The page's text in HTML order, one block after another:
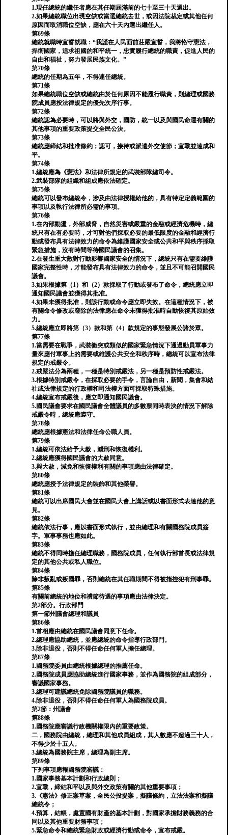
1.現任總統的繼任者應在其任期屆滿前的七十至三十天選出。
2.如果總統職位出現空缺或當選總統去世，或因法院裁定或其他任何
原因而取消職位空缺，應在六十天內選出繼任人。
第69條
總統就職時宣誓就職：“我謹在人民面前莊嚴宣誓，我將恪守憲法，
捍衛國家，追求祖國的和平統一，忠實履行總統的職責，促進人民的
自由和福祉，努力發展民族文化。”
第70條
總統的任期為五年，不得連任總統。
第71條
如果總統職位空缺或總統由於任何原因不能履行職責，則總理或國務
院成員應按法律規定的優先次序行事。
第72條
總統認為必要時，可以將與外交，國防，統一以及與國民命運有關的
其他事項的重要政策提交全民公決。
第73條
總統應締結和批准條約；認可，接待或派遣外交使節；宣戰並達成和
平。
第74條
1.總統應為《憲法》和法律所規定的武裝部隊總司令。
2.武裝部隊的組織和組成應依法確定。
第75條
總統可以發布總統令，涉及由法律授權給他的，具有特定定義範圍的
事項以及執行法律所必需的事項。
第76條
1.在內部動盪，外部威脅，自然災害或嚴重的金融或經濟危機時，總
統只有在有必要時，才可對他們採取必要的最低限度的金融和經濟行
動或發布具有法律效力的命令為維護國家安全或公共和平與秩序採取
緊急措施，沒有時間等待國民議會的召集。
2.在發生重大敵對行動影響國家安全的情況下，總統只有在需要維護
國家完整性時，才能發布具有法律效力的命令，並且不可能召開國民
議會。
3.如果根據第（1）和（2）款採取了行動或發布了命令，總統應立即
通知國民議會並獲得其批准。
4.如果未獲得批准，則該行動或命令應立即失效。在這種情況下，被
有關命令修改或廢除的法律應在命令未獲得批准時自動恢復其原始效
力。
5.總統應立即將第（3）款和第（4）款規定的事態發展公諸於眾。
第77條
1.當需要在戰爭，武裝衝突或類似的國家緊急情況下通過動員軍事力
量來應付軍事上的需要或維護公共安全和秩序時，總統可以宣布法律
規定的戒嚴令。
2.戒嚴法分為兩種，一種是特別戒嚴法，另一種是預防性戒嚴法。
3.根據特別戒嚴令，在採取必要的手令，言論自由，新聞，集會和結
社或法律規定的行政權和司法權方面可採取特殊措施。
4.總統宣布戒嚴後，應立即通知國民議會。
5.國民議會要求在國民議會全體議員的多數票同時表決的情況下解除
戒嚴令時，總統應遵守。
第78條
總統應根據憲法和法律任命公職人員。
第79條
1.總統可依法給予大赦，減刑和恢復權利。
2.總統應獲得國民議會的大赦同意。
3.與大赦，減免和恢復權利有關的事項應由法律確定。
第80條
總統應授予法律規定的裝飾和其他榮譽。
第81條
總統可以出席國民大會並在國民大會上講話或以書面形式表達他的意
見。
第82條
總統依法行事，應以書面形式執行，並由總理和有關國務院成員簽
字。軍事事務也應如此。
第83條
總統不得同時擔任總理職務，國務院成員，任何執行部首長或法律規
定的其他公共或私人職位。
第84條
除非叛亂或叛國罪，否則總統在其任職期間不得被指控犯有刑事罪。
第85條
有關前總統的地位和禮節待遇的事項應由法律決定。
第2部分。行政部門
第一節州議會總理和議員
第86條
1.首相應由總統在國民議會同意下任命。
2.總理應協助總統，並應總統的命令指導行政部門。
3.除非退役，否則不得任命任何軍人擔任總理。
第87條
1.國務院委員由總統根據總理的推薦任命。
2.國務院成員應協助總統進行國家事務，並作為國務院的組成部分，
審議國家事務。
3.總理可建議總統免除國務院議員的職務。
4.除非退役，否則不得任命任何軍人為國務院成員。
第2節：州議會
第88條
1.國務院應審議行政機關權限內的重要政策。
二，國務院由總統，總理和其他成員組成，其人數應不超過三十人，
不得少於十五人。
3.總統為國務院主席，總理為副主席。
第89條
下列事項應報國務院審議：
1.國家事務基本計劃和行政總則；
2.宣戰，締結和平以及與外交政策有關的其他重要事項；
3.《憲法》修正案草案，全民公投提案，擬議條約，立法法案和擬議
總統令；
4.預算，結帳，處置國有財產的基本計劃，對國家承擔財務義務的合
同以及其他重要財務事項；
5.緊急命令和總統緊急財政或經濟行動或命令，宣布戒嚴。